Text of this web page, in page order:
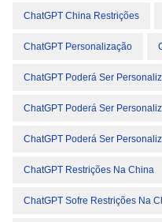
ChatGPT China Restrições
ChatGPT Personalização
ChatGPT Poderá Ser
ChatGPT Poderá Ser
ChatGPT Poderá Ser
ChatGPT Restrições Na China
ChatGPT Sofre Restrições Na